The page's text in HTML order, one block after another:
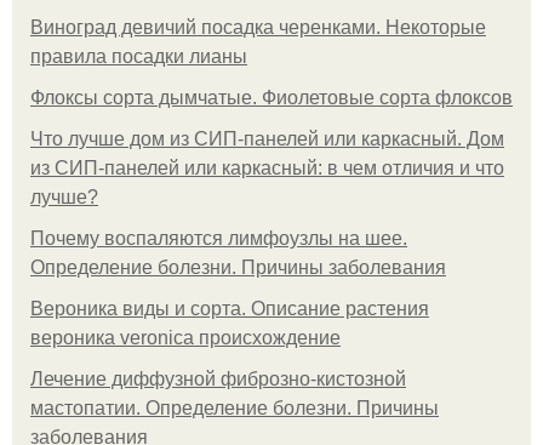
Виноград девичий посадка черенками. Некоторые
правила посадки лианы
Флоксы сорта дымчатые. Фиолетовые сорта флоксов
Что лучше дом из СИП-панелей или каркасный. Дом
из СИП-панелей или каркасный: в чем отличия и что
лучше?
Почему воспаляются лимфоузлы на шее.
Определение болезни. Причины заболевания
Вероника виды и сорта. Описание растения
вероника veronica происхождение
Лечение диффузной фиброзно-кистозной
мастопатии. Определение болезни. Причины
заболевания